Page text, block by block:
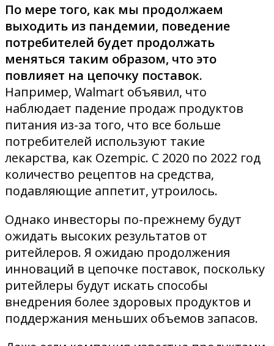
По мере того, как мы продолжаем
выходить из пандемии, поведение
потребителей будет продолжать
меняться таким образом, что это
повлияет на цепочку поставок.
Например, Walmart объявил, что
наблюдает падение продаж продуктов
питания из-за того, что все больше
потребителей используют такие
лекарства, как Ozempic. С 2020 по 2022 год
количество рецептов на средства,
подавляющие аппетит, утроилось.
Однако инвесторы по-прежнему будут
ожидать высоких результатов от
ритейлеров. Я ожидаю продолжения
инноваций в цепочке поставок, поскольку
ритейлеры будут искать способы
внедрения более здоровых продуктов и
поддержания меньших объемов запасов.